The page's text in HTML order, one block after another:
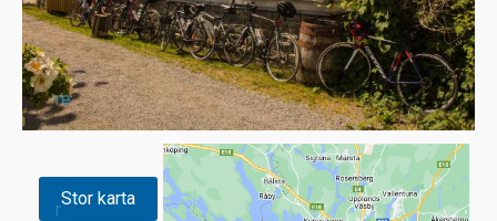
re
r
Stor karta